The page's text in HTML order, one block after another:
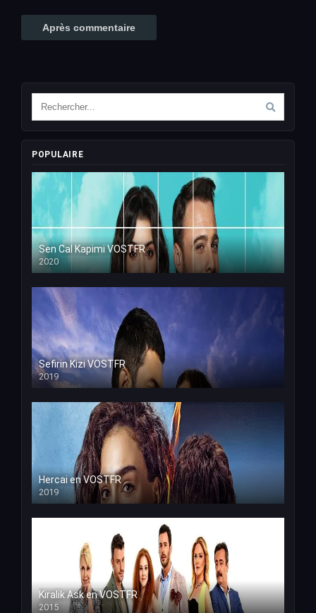
POPULAIRE
Sen Cal Kapimi VOSTFR
2020
Sefirin Kizi VOSTFR
2019
Hercai en VOSTFR
2019
Kiralik Ask en VOSTFR
2015